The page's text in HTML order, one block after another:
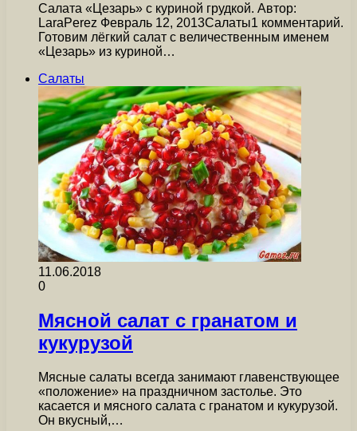
Салата «Цезарь» с куриной грудкой. Автор:
LaraPerez Февраль 12, 2013Салаты1 комментарий.
Готовим лёгкий салат с величественным именем
«Цезарь» из куриной…
Салаты
11.06.2018
0
Мясной салат с гранатом и
кукурузой
Мясные салаты всегда занимают главенствующее
«положение» на праздничном застолье. Это
касается и мясного салата с гранатом и кукурузой.
Он вкусный,…